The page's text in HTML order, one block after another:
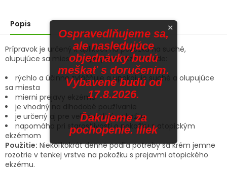
Popis
Prípravok je určený k aplikácii na pokožku na suché,
olupujúce sa miesta s výskytom ekzému, kde:
rýchlo a účinne zvláčňuje a upokojuje suché a olupujúce
sa miesta
mierni prejavy ekzému
je vhodný na dlhodobé používanie
je určený aj pre veľmi citlivú pokožku
napomáha pri starostlivosti o pokožku s atopickým
ekzémom
Použitie: Niekoľkokrát denne podľa potreby sa krém jemne
rozotrie v tenkej vrstve na pokožku s prejavmi atopického
ekzému.
×
Ospravedlňujeme sa,
ale nasledujúce
objednávky budú
meškať s doručením.
Vybavené budú od
17.8.2026.
Ďakujeme za
pochopenie. iliek